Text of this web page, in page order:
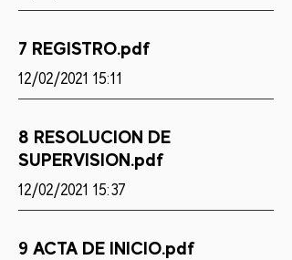
7 REGISTRO.pdf
12/02/2021 15:11
8 RESOLUCION DE
SUPERVISION.pdf
12/02/2021 15:37
9 ACTA DE INICIO.pdf